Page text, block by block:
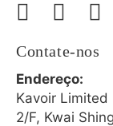
Contate-nos
Endereço:
Kavoir Limited
2/F, Kwai